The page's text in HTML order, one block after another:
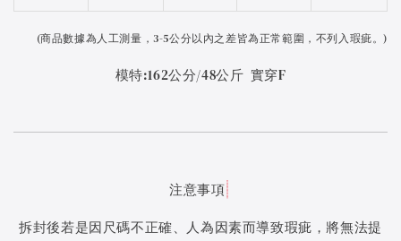
(商品數據為人工測量，3-5公分以內之差皆為正常範圍，不列入瑕疵。)
模特:162公分/48公斤 實穿F
注意事項
拆封後若是因尺碼不正確、人為因素而導致瑕疵，將無法提